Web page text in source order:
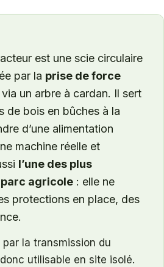
est une scie circulaire
par la prise de force
un arbre à cardan. Il sert
de bois en bûches à la
d’une alimentation
machine réelle et
l’une des plus
agricole : elle ne
protections en place, des
par la transmission du
utilisable en site isolé.